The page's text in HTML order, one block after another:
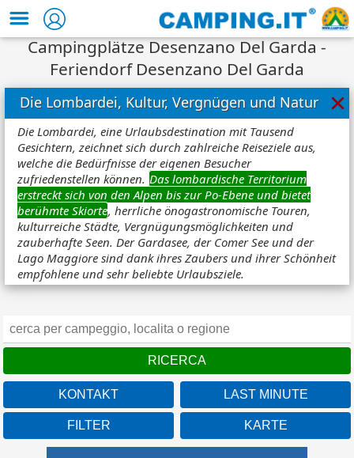
Campingplätze Desenzano Del Garda -
Feriendorf Desenzano Del Garda
Die Lombardei, Kultur, Vergnügen und Natur ×
Die Lombardei, eine Urlaubsdestination mit Tausend
Gesichtern, zeichnet sich durch zahlreiche Reiseziele aus,
welche die Bedürfnisse der eigenen Besucher
zufriedenstellen können. Das lombardische Territorium
erstreckt sich von den Alpen bis zur Po-Ebene und bietet
berühmte Skiorte, herrliche önogastronomische Touren,
kulturreiche Städte, Vergnügungsmöglichkeiten und
zauberhafte Seen. Der Gardasee, der Comer See und der
Lago Maggiore sind dank ihres Zaubers und ihrer Schönheit
empfohlene und sehr beliebte Urlaubsziele.
KONTAKT LAST MINUTE
FILTER KARTE